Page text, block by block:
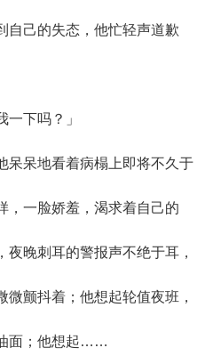
己的失态，他忙轻声道歉
下吗？」
呆地看着病榻上即将不久于
，一脸娇羞，渴求着自己的
晚刺耳的警报声不绝于耳，
颤抖着；他想起轮值夜班，
面；他想起……